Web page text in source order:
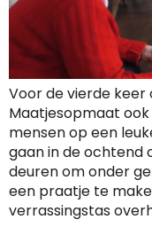
­­­Voor de vierde
Maatjesopmaat
mensen op een
gaan in de ochtend
deuren om onder
een praatje te
verrassingstas